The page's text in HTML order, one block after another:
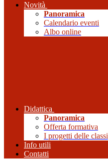
Novità
Panoramica
Calendario eventi
Albo online
Didattica
Panoramica
Offerta formativa
I progetti delle classi
Info utili
Contatti